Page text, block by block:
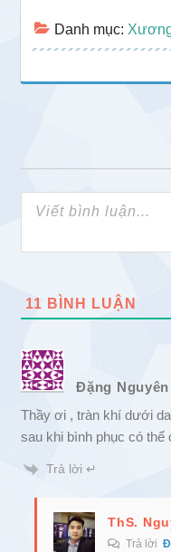
Danh mục:
11 BÌNH LUẬN
Đặng Nguyên
Thầy ơi , tràn khí dưới
sau khi bình phục có thể
Trả lời ↵
ThS.
Trả lời